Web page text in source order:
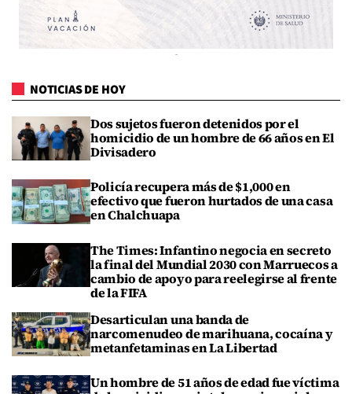
NOTICIAS DE HOY
Dos sujetos fueron detenidos por el
homicidio de un hombre de 66 años en El
Divisadero
Policía recupera más de $1,000 en
efectivo que fueron hurtados de una casa
en Chalchuapa
The Times: Infantino negocia en secreto
la final del Mundial 2030 con Marruecos a
cambio de apoyo para reelegirse al frente
de la FIFA
Desarticulan una banda de
narcomenudeo de marihuana, cocaína y
metanfetaminas en La Libertad
Un hombre de 51 años de edad fue víctima